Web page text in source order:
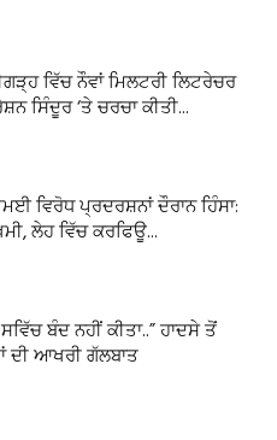
ਵਿੱਚ ਨੌਵਾਂ ਮਿਲਟਰੀ ਲਿਟਰੇਚਰ
ਸਿੰਦੂਰ ‘ਤੇ ਚਰਚਾ ਕੀਤੀ...
ਵਿਰੋਧ ਪ੍ਰਦਰਸ਼ਨਾਂ ਦੌਰਾਨ ਹਿੰਸਾ:
ਲੇਹ ਵਿੱਚ ਕਰਫਿਊ...
ਬੰਦ ਨਹੀਂ ਕੀਤਾ..” ਹਾਦਸੇ ਤੋਂ
ਦੀ ਆਖਰੀ ਗੱਲਬਾਤ